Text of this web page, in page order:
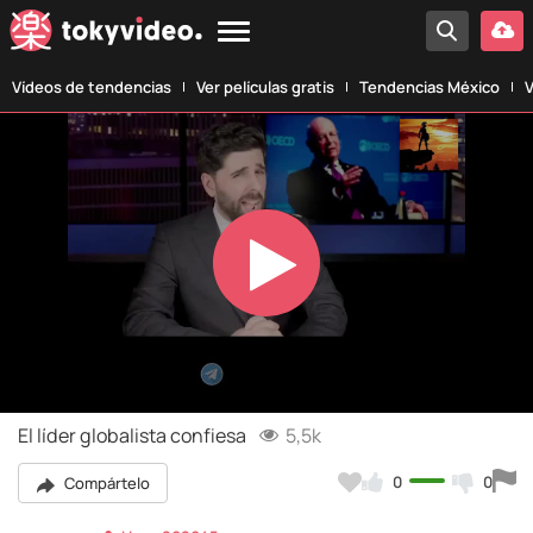
Vídeos de tendencias Ver películas gratis Tendencias México
Play
Video
El líder globalista confiesa 5,5k
Compártelo 0 0